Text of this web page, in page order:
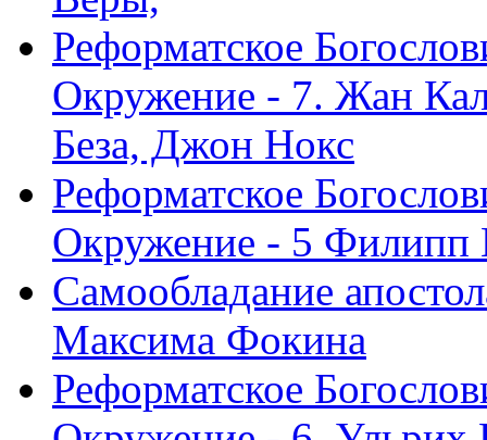
Реформатское
Окружение - 7. Жан
Беза, Джон Нокс
Реформатское
Окружение - 5 Филипп
Самообладание
Максима Фокина
Реформатское